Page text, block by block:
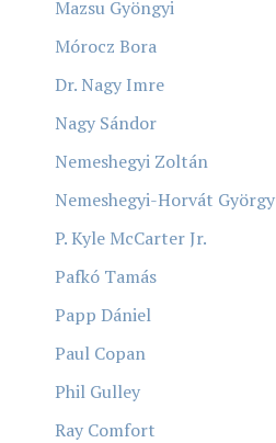
Mazsu Gyöngyi
Mórocz Bora
Dr. Nagy Imre
Nagy Sándor
Nemeshegyi Zoltán
Nemeshegyi-Horvát György
P. Kyle McCarter Jr.
Pafkó Tamás
Papp Dániel
Paul Copan
Phil Gulley
Ray Comfort